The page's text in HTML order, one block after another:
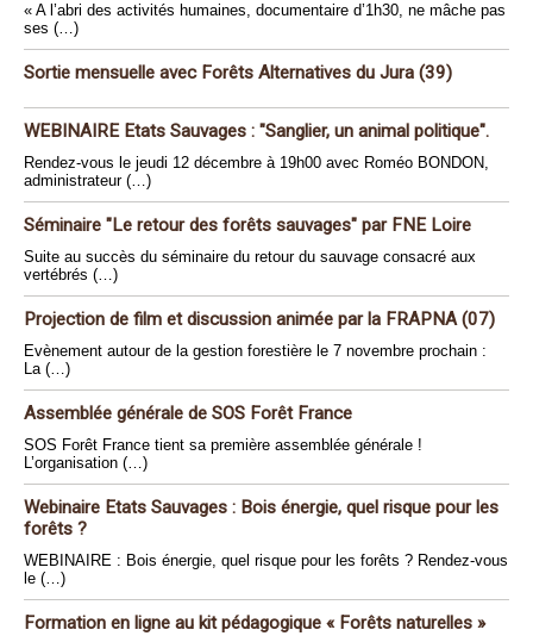
« A l’abri des activités humaines, documentaire d’1h30, ne mâche pas
ses (…)
Sortie mensuelle avec Forêts Alternatives du Jura (39)
WEBINAIRE Etats Sauvages : "Sanglier, un animal politique".
Rendez-vous le jeudi 12 décembre à 19h00 avec Roméo BONDON,
administrateur (…)
Séminaire "Le retour des forêts sauvages" par FNE Loire
Suite au succès du séminaire du retour du sauvage consacré aux
vertébrés (…)
Projection de film et discussion animée par la FRAPNA (07)
Evènement autour de la gestion forestière le 7 novembre prochain :
La (…)
Assemblée générale de SOS Forêt France
SOS Forêt France tient sa première assemblée générale !
L’organisation (…)
Webinaire Etats Sauvages : Bois énergie, quel risque pour les
forêts ?
WEBINAIRE : Bois énergie, quel risque pour les forêts ? Rendez-vous
le (…)
Formation en ligne au kit pédagogique « Forêts naturelles »